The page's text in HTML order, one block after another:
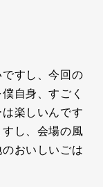
ですし、今回の
自身、すごく
楽しいんです
し、会場の風
おいしいごは